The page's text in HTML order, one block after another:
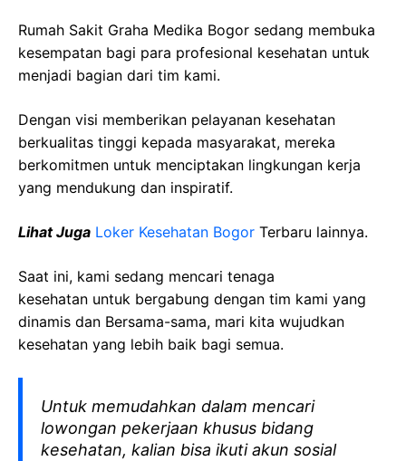
Rumah Sakit Graha Medika Bogor sedang membuka
kesempatan bagi para profesional kesehatan untuk
menjadi bagian dari tim kami.
Dengan visi memberikan pelayanan kesehatan
berkualitas tinggi kepada masyarakat, mereka
berkomitmen untuk menciptakan lingkungan kerja
yang mendukung dan inspiratif.
Lihat Juga Loker Kesehatan Bogor Terbaru lainnya.
Saat ini, kami sedang mencari tenaga
kesehatan untuk bergabung dengan tim kami yang
dinamis dan Bersama-sama, mari kita wujudkan
kesehatan yang lebih baik bagi semua.
Untuk memudahkan dalam mencari
lowongan pekerjaan khusus bidang
kesehatan, kalian bisa ikuti akun sosial